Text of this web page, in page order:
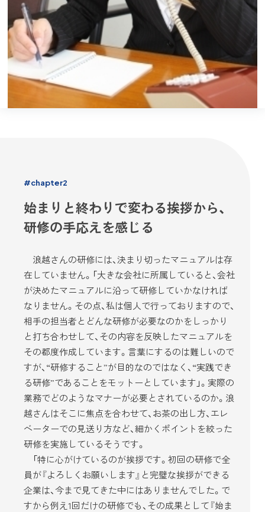
#chapter2
始まりと終わりで変わる挨拶から、
研修の手応えを感じる
浪越さんの研修には、決まり切ったマニュアルは存
在していません。「大きな会社に所属していると、会社
が決めたマニュアルに沿って研修していかなければ
なりません。その点、私は個人で行っておりますので、
相手の担当者とどんな研修が必要なのかをしっかり
と打ち合わせして、その内容を反映したマニュアルを
その都度作成しています。言葉にするのは難しいので
すが、“研修すること”が目的なのではなく、“実践でき
る研修”であることをモットーとしています」。実際の
業務でどのようなマナーが必要とされているのか。浪
越さんはそこに焦点を合わせて、お茶の出し方、エレ
ベーターでの見送り方など、細かくポイントを絞った
研修を実施しているそうです。
「特に心がけているのが挨拶です。初回の研修で全
員が『よろしくお願いします』と完璧な挨拶ができる
企業は、今まで見てきた中にはありませんでした。で
すから例え1回だけの研修でも、その成果として『始ま